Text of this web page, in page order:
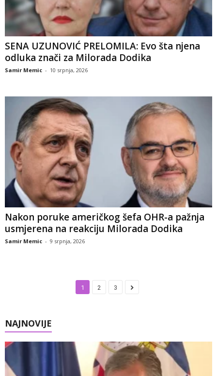
SENA UZUNOVIĆ PRELOMILA: Evo šta njena
odluka znači za Milorada Dodika
Samir Memic - 10 srpnja, 2026
Nakon poruke američkog šefa OHR-a pažnja
usmjerena na reakciju Milorada Dodika
Samir Memic - 9 srpnja, 2026
1 2 3
NAJNOVIJE